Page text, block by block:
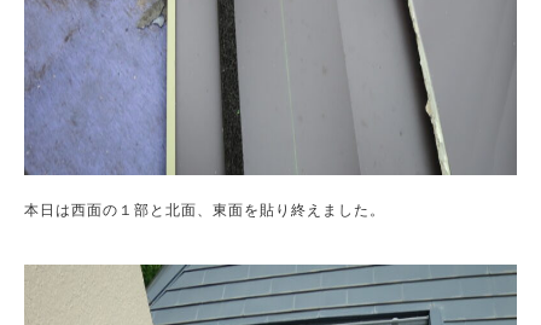
本日は西面の１部と北面、東面を貼り終えました。